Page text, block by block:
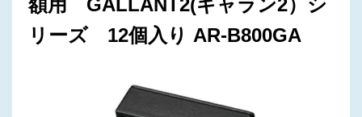
額用 GALLANT2(ギャラン2）シ
リーズ 12個入り AR-B800GA